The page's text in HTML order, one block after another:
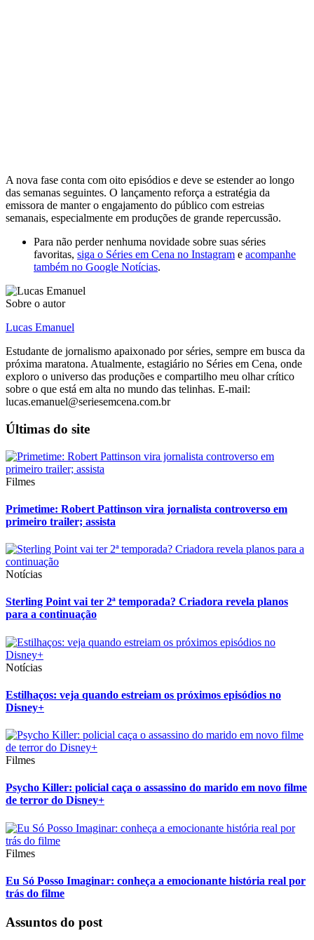
A nova fase conta com oito episódios e deve se estender ao longo
das semanas seguintes. O lançamento reforça a estratégia da
emissora de manter o engajamento do público com estreias
semanais, especialmente em produções de grande repercussão.
Para não perder nenhuma novidade sobre suas séries
favoritas, siga o Séries em Cena no Instagram e acompanhe
também no Google Notícias.
Sobre o autor
Lucas Emanuel
Estudante de jornalismo apaixonado por séries, sempre em busca da
próxima maratona. Atualmente, estagiário no Séries em Cena, onde
exploro o universo das produções e compartilho meu olhar crítico
sobre o que está em alta no mundo das telinhas. E-mail:
lucas.emanuel@seriesemcena.com.br
Últimas do site
Filmes
Primetime: Robert Pattinson vira jornalista controverso em
primeiro trailer; assista
Notícias
Sterling Point vai ter 2ª temporada? Criadora revela planos
para a continuação
Notícias
Estilhaços: veja quando estreiam os próximos episódios no
Disney+
Filmes
Psycho Killer: policial caça o assassino do marido em novo filme
de terror do Disney+
Filmes
Eu Só Posso Imaginar: conheça a emocionante história real por
trás do filme
Assuntos do post